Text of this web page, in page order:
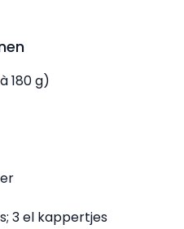
180 g)
3 el kappertjes